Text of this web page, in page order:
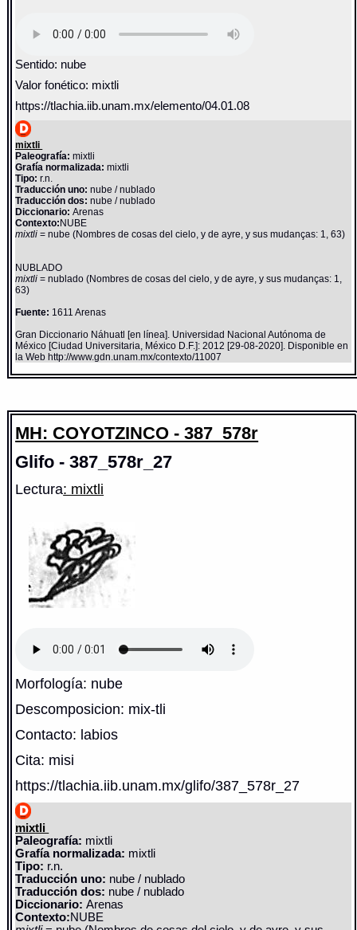
Sentido: nube
Valor fonético: mixtli
https://tlachia.iib.unam.mx/elemento/04.01.08
mixtli
Paleografía: mixtli
Grafía normalizada: mixtli
Tipo: r.n.
Traducción uno: nube / nublado
Traducción dos: nube / nublado
Diccionario:Arenas
Contexto: NUBE
mixtli= nube (Nombres de cosas del cielo, y de ayre, y sus mudanças: 1, 63)
NUBLADO
mixtli= nublado (Nombres de cosas del cielo, y de ayre, y sus mudanças: 1,
63)
Fuente: 1611 Arenas
Gran Diccionario Náhuatl [en línea]. Universidad Nacional Autónoma de
México [Ciudad Universitaria, México D.F.]: 2012 [29-08-2020]. Disponible en
la Web http://www.gdn.unam.mx/contexto/11007
MH: COYOTZINCO - 387_578r
Glifo - 387_578r_27
Lectura: mixtli
Morfología: nube
Descomposicion: mix-tli
Contacto: labios
Cita: misi
https://tlachia.iib.unam.mx/glifo/387_578r_27
mixtli
Paleografía: mixtli
Grafía normalizada: mixtli
Tipo: r.n.
Traducción uno: nube / nublado
Traducción dos: nube / nublado
Diccionario:Arenas
Contexto:NUBE